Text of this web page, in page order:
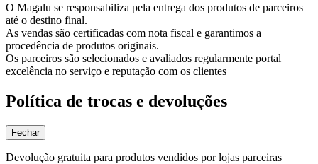
O Magalu se responsabiliza pela entrega dos produtos de parceiros
até o destino final.
As vendas são certificadas com nota fiscal e garantimos a
procedência de produtos originais.
Os parceiros são selecionados e avaliados regularmente portal
excelência no serviço e reputação com os clientes
Política de trocas e devoluções
Fechar
Devolução gratuita para produtos vendidos por lojas parceiras